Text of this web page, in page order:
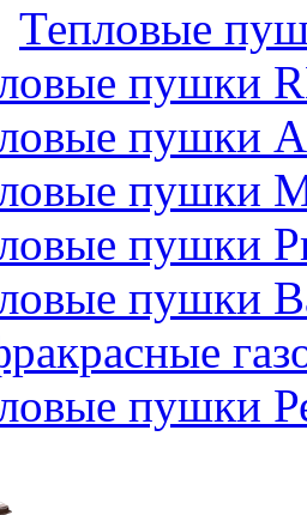
Тепловые
пушки
пушки
пушки
пушки
пушки
пушки